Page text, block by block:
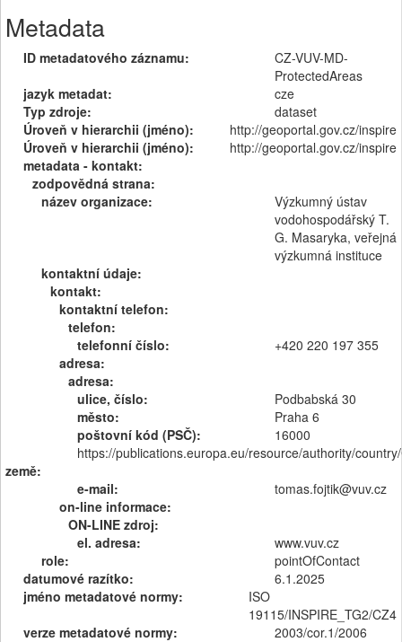
Metadata
ID metadatového záznamu:
CZ-VUV-MD-
ProtectedAreas
jazyk metadat:
cze
Typ zdroje:
dataset
Úroveň v hierarchii (jméno):
http://geoportal.gov.cz/inspire
Úroveň v hierarchii (jméno):
http://geoportal.gov.cz/inspire
metadata - kontakt:
zodpovědná strana:
název organizace:
Výzkumný ústav
vodohospodářský T.
G. Masaryka, veřejná
výzkumná instituce
kontaktní údaje:
kontakt:
kontaktní telefon:
telefon:
telefonní číslo:
+420 220 197 355
adresa:
adresa:
ulice, číslo:
Podbabská 30
město:
Praha 6
poštovní kód (PSČ):
16000
země:
https://publications.europa.eu/resource/authority/
e-mail:
tomas.fojtik@vuv.cz
on-line informace:
ON-LINE zdroj:
el. adresa:
www.vuv.cz
role:
pointOfContact
datumové razítko:
6.1.2025
jméno metadatové normy:
ISO
19115/INSPIRE_TG2/CZ4
verze metadatové normy:
2003/cor.1/2006